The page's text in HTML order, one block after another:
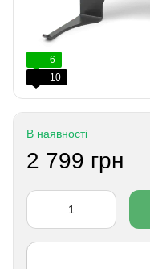
6
10
В наявності
2 799 грн